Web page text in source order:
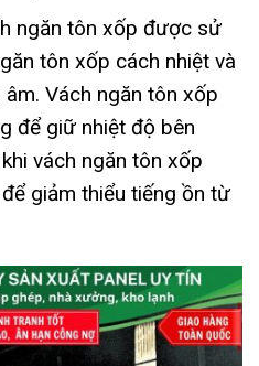
ngăn tôn xốp được sử
tôn xốp cách nhiệt và
Vách ngăn tôn xốp
để giữ nhiệt độ bên
vách ngăn tôn xốp
giảm thiểu tiếng ồn từ